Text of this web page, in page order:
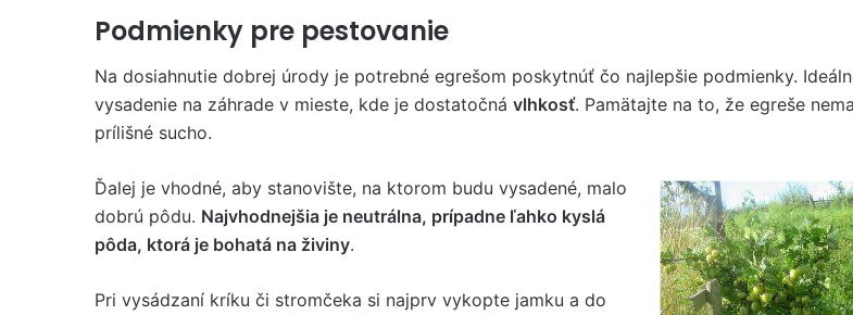
Podmienky pre pestovanie
Na dosiahnutie dobrej úrody je potrebné egrešom poskytnúť čo najlepšie podmienky.
vysadenie na záhrade v mieste, kde je dostatočná vlhkosť. Pamätajte na to, že egreše
prílišné sucho.
Ďalej je vhodné, aby stanovište, na ktorom budu vysadené, malo
dobrú pôdu. Najvhodnejšia je neutrálna, prípadne ľahko kyslá
pôda, ktorá je bohatá na živiny.
Pri vysádzaní kríku či stromčeka si najprv vykopte jamku a do